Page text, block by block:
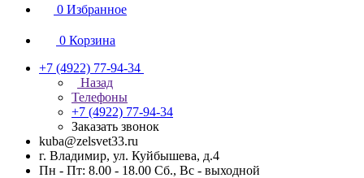
0 Избранное
0 Корзина
+7 (4922) 77-94-34
Назад
Телефоны
+7 (4922) 77-94-34
Заказать звонок
kuba@zelsvet33.ru
г. Владимир, ул. Куйбышева, д.4
Пн - Пт: 8.00 - 18.00 Сб., Вс - выходной